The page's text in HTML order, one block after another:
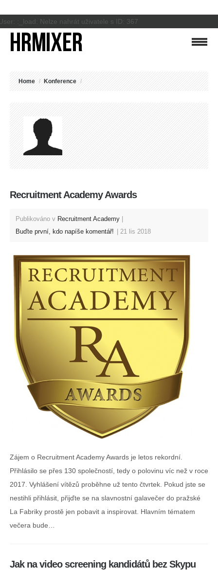
:_load: Nelze nahrát uživatele s ID: 367
Home / Konference /
Recruitment Academy Awards
Publikováno v Recruitment Academy
Buďte první, kdo napíše komentář!
21 lis 2018
Zájem o Recruitment Academy Awards je letos rekordní.
Přihlásilo se přes 130 společností, tedy o polovinu víc než v roce
2017. Vyhlášení vítězů proběhne už tento čtvrtek. Pokud jste se
nestihli přihlásit, přijďte se na slavnostní galavečer do pražské
La Fabriky prostě jen pobavit a inspirovat. Hlavním tématem
večera bude…
Jak na video screening kandidátů bez Skypu